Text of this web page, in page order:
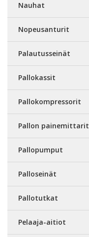
Nauhat
Nopeusanturit
Palautusseinät
Pallokassit
Pallokompressorit
Pallon painemittarit
Pallopumput
Palloseinät
Pallotutkat
Pelaaja-aitiot